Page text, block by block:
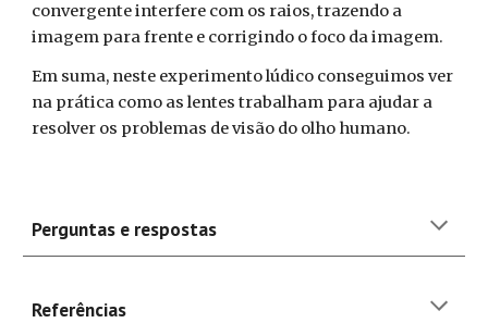
convergente interfere com os raios, trazendo a
imagem para frente e corrigindo o foco da imagem.
Em suma, neste experimento lúdico conseguimos ver
na prática como as lentes trabalham para ajudar a
resolver os problemas de visão do olho humano.
Perguntas e respostas
Referências